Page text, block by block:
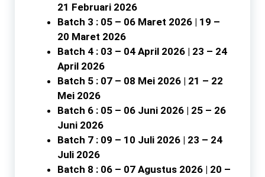
21 Februari 2026
Batch 3 : 05 – 06 Maret 2026 | 19 –
20 Maret 2026
Batch 4 : 03 – 04 April 2026 | 23 – 24
April 2026
Batch 5 : 07 – 08 Mei 2026 | 21 – 22
Mei 2026
Batch 6 : 05 – 06 Juni 2026 | 25 – 26
Juni 2026
Batch 7 : 09 – 10 Juli 2026 | 23 – 24
Juli 2026
Batch 8 : 06 – 07 Agustus 2026 | 20 –